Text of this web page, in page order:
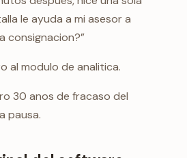
le ayuda a mi asesor a
consignacion?”
al modulo de analitica.
30 anos de fracaso del
pausa.